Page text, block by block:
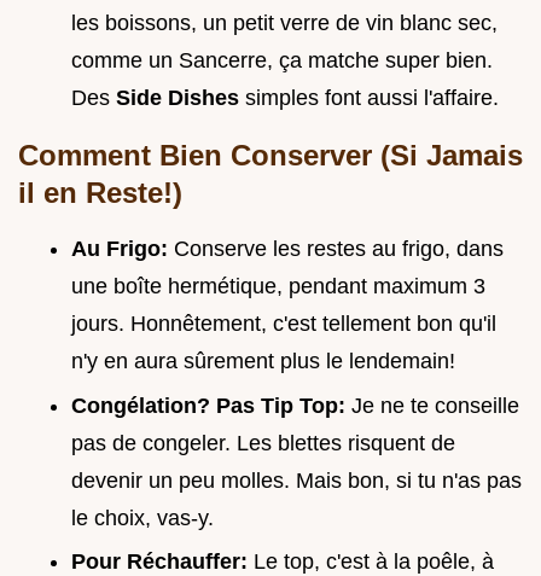
les boissons, un petit verre de vin blanc sec,
comme un Sancerre, ça matche super bien.
Des Side Dishes simples font aussi l'affaire.
Comment Bien Conserver (Si Jamais
il en Reste!)
Au Frigo: Conserve les restes au frigo, dans
une boîte hermétique, pendant maximum 3
jours. Honnêtement, c'est tellement bon qu'il
n'y en aura sûrement plus le lendemain!
Congélation? Pas Tip Top: Je ne te conseille
pas de congeler. Les blettes risquent de
devenir un peu molles. Mais bon, si tu n'as pas
le choix, vas-y.
Pour Réchauffer: Le top, c'est à la poêle, à